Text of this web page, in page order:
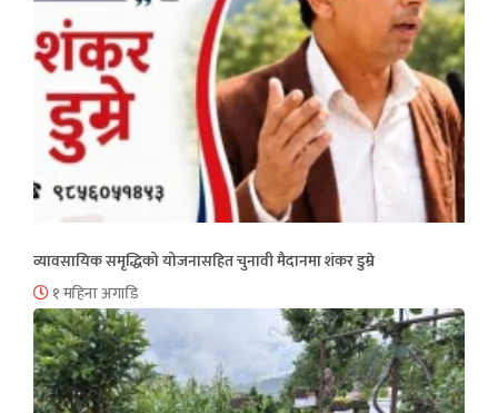
व्यावसायिक समृद्धिको योजनासहित चुनावी मैदानमा शंकर डुम्रे
१ महिना अगाडि